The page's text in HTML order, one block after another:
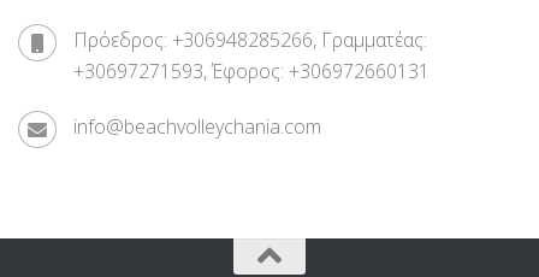
Πρόεδρος: +306948285266, Γραμματέας:
+30697271593, Έφορος: +306972660131
info@beachvolleychania.com